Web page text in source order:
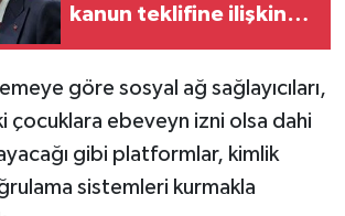
kanun teklifine ilişkin
göre sosyal ağ sağlayıcıları,
çocuklara ebeveyn izni olsa dahi
gibi platformlar, kimlik
sistemleri kurmakla